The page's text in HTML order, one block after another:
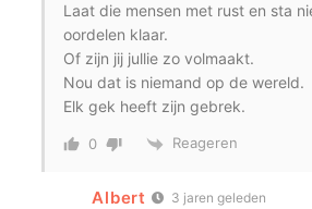
Laat die mensen met rust en sta
oordelen klaar.
Of zijn jij jullie zo volmaakt.
Nou dat is niemand op de wereld.
Elk gek heeft zijn gebrek.
0 Reageren
Albert 3 jaren geleden